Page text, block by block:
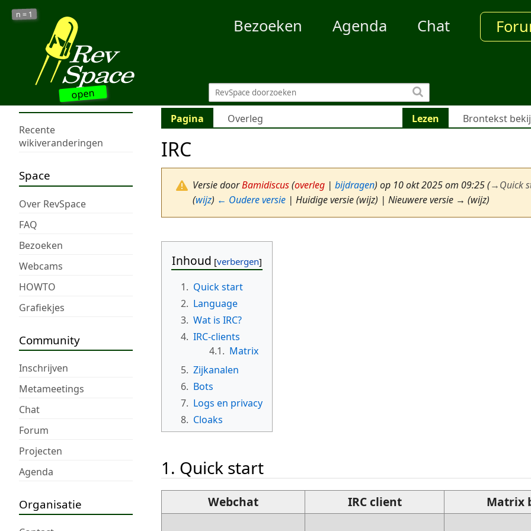
open
n = 1
Bezoeken Agenda Chat
Recente
wikiveranderingen
Space
Over RevSpace
FAQ
Bezoeken
Webcams
HOWTO
Grafiekjes
Community
Inschrijven
Metameetings
Chat
Forum
Projecten
Agenda
Organisatie
Pagina Overleg Lezen Brontekst
IRC
Versie doorBamidiscus(overleg | bijdragen) op 10 okt 2025 om 09:25(→Quick
(wijz) ← Oudere versie | Huidige versie (wijz) | Nieuwere versie → (wijz)
Inhoud
1. Quick start
2. Language
3. Wat is IRC?
4. IRC-clients
4.1. Matrix
5. Zijkanalen
6. Bots
7. Logs en privacy
8. Cloaks
1. Quick start
Webchat IRC client Matrix